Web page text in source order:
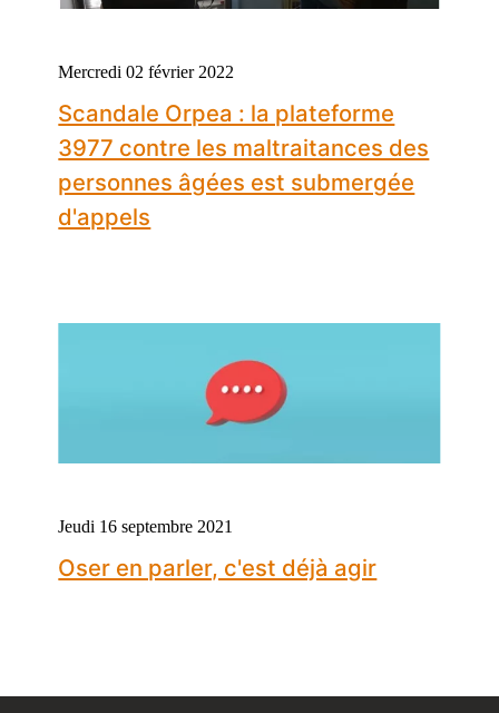
Mercredi 02 février 2022
Scandale Orpea : la plateforme
3977 contre les maltraitances des
personnes âgées est submergée
d'appels
Jeudi 16 septembre 2021
Oser en parler, c'est déjà agir